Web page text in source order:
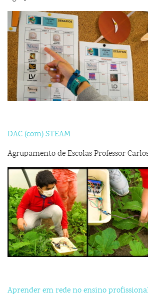
DAC (com) STEAM
Agrupamento de Escolas Professor
Aprender em rede no ensino profissional